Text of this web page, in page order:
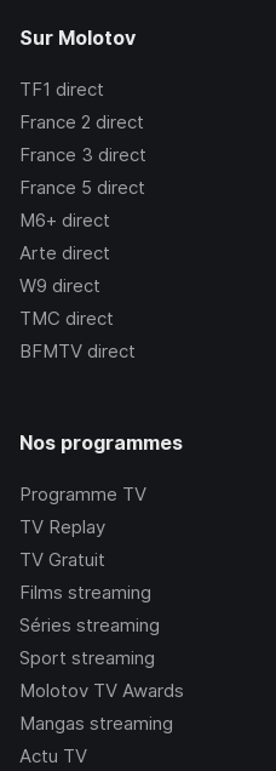
Sur Molotov
TF1 direct
France 2 direct
France 3 direct
France 5 direct
M6+ direct
Arte direct
W9 direct
TMC direct
BFMTV direct
Nos programmes
Programme TV
TV Replay
TV Gratuit
Films streaming
Séries streaming
Sport streaming
Molotov TV Awards
Mangas streaming
Actu TV